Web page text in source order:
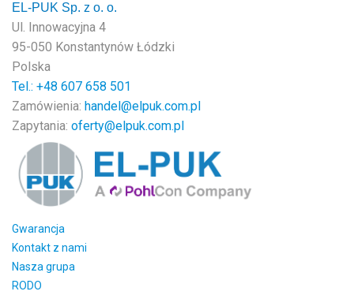
EL-PUK Sp. z o. o.
Ul. Innowacyjna 4
95-050 Konstantynów Łódzki
Polska
Tel.: +48 607 658 501
Zamówienia: handel@elpuk.com.pl
Zapytania: oferty@elpuk.com.pl
Gwarancja
Kontakt z nami
Nasza grupa
RODO